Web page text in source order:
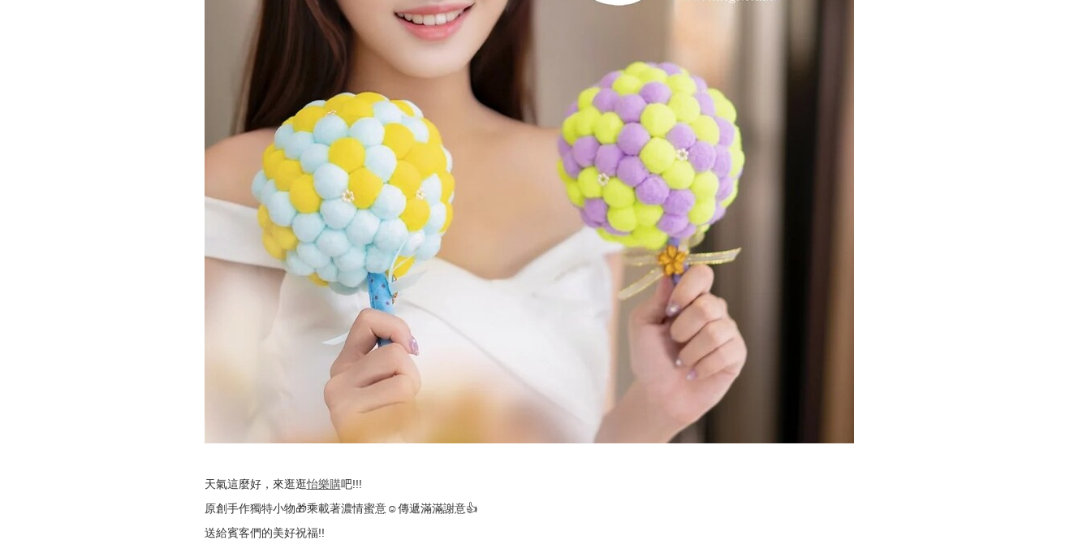
天氣這麼好，來逛逛怡樂購吧!!!
原創手作獨特小物🎁乘載著濃情蜜意☺傳遞滿滿謝意👍
送給賓客們的美好祝福!!